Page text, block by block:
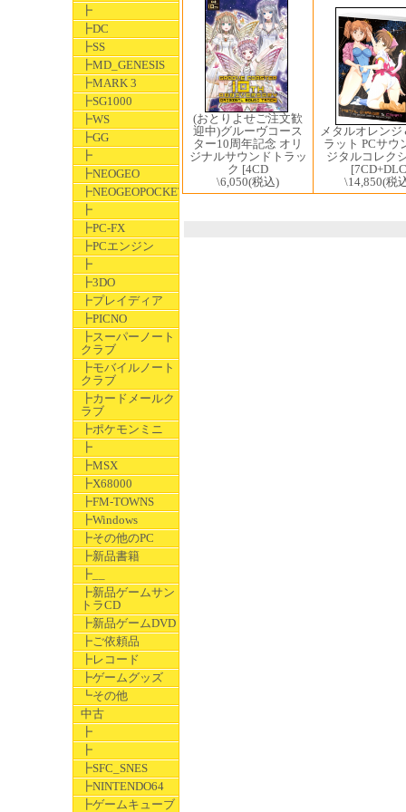
┣
┣DC
┣SS
┣MD_GENESIS
┣MARK 3
┣SG1000
┣WS
┣GG
┣
┣NEOGEO
┣NEOGEOPOCKET
┣
┣PC-FX
┣PCエンジン
┣
┣3DO
┣プレイディア
┣PICNO
┣スーパーノート
クラブ
┣モバイルノート
クラブ
┣カードメールク
ラブ
┣ポケモンミニ
┣
┣MSX
┣X68000
┣FM-TOWNS
┣Windows
┣その他のPC
┣新品書籍
┣__
┣新品ゲームサン
トラCD
┣新品ゲームDVD
┣ご依頼品
┣レコード
┣ゲームグッズ
┗その他
中古
┣
┣
┣SFC_SNES
┣NINTENDO64
┣ゲームキューブ
(おとりよせご注文歓
迎中)グルーヴコース
ター10周年記念 オリ
ジナルサウンドトラッ
ク [4CD
\6,050(税込)
メタルオレンジ
ラット PCサウ
ジタルコレク
[7CD+DLC
\14,850(税